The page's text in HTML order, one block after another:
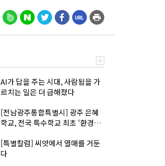
AI가 답을 주는 시대, 사람됨을 가
르치는 일은 더 급해졌다
[전남광주통합특별시] 광주 은혜
학교, 전국 특수학교 최초 ‘환경교
[특별칼럼] 씨앗에서 열매를 거둔
다